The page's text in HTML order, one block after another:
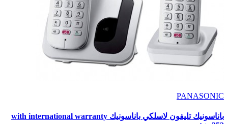
PANASONIC
باناسونيك تليفون لاسلكي باناسونيك with international warranty